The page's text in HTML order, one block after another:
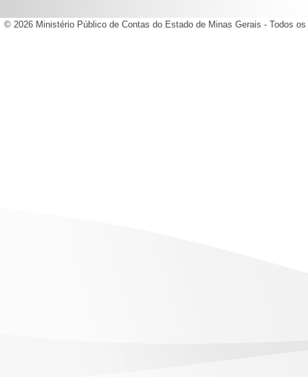
© 2026 Ministério Público de Contas do Estado de Minas Gerais - Todos